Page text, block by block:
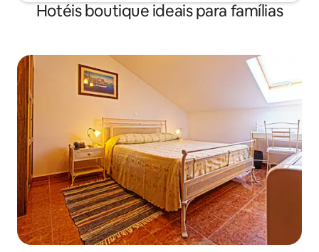
Hotéis boutique ideais para famílias